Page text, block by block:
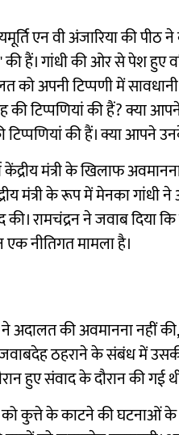
एन वी अंजारिया की पीठ ने
गांधी की ओर से पेश हुए
अपनी टिप्पणी में
टिप्पणियां की हैं? क्या
की हैं। क्या आपने
मंत्री के खिलाफ
मंत्री के रूप में मेनका गांधी
रामचंद्रन ने जवाब दिया
नीतिगत मामला है।
ने अदालत की अवमानना
ठहराने के संबंध में उसकी
हुए संवाद के दौरान की गई
को कुत्ते के काटने की घटनाओं